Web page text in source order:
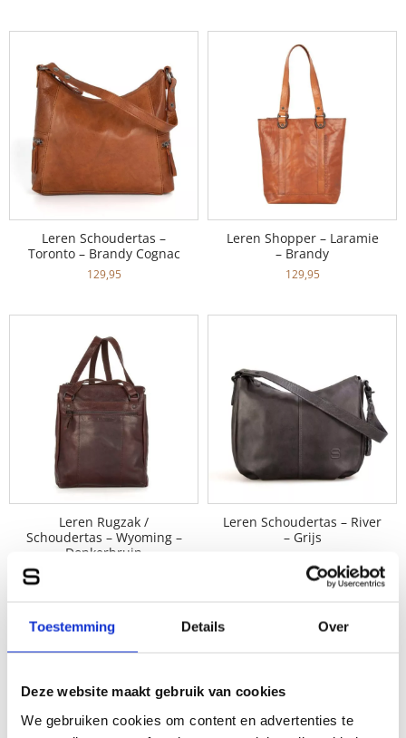
Toestemming Details Over
Deze website maakt gebruik van cookies
We gebruiken cookies om content en advertenties te
Leren Schoudertas –
Toronto – Brandy Cognac
129,95
Leren Shopper – Laramie
– Brandy
129,95
Leren Rugzak /
Schoudertas – Wyoming –
Donkerbruin
Leren Schoudertas – River
– Grijs